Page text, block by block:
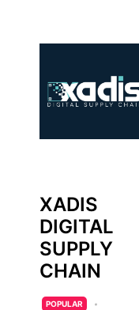
XADIS
DIGITAL
SUPPLY
CHAIN
POPULAR